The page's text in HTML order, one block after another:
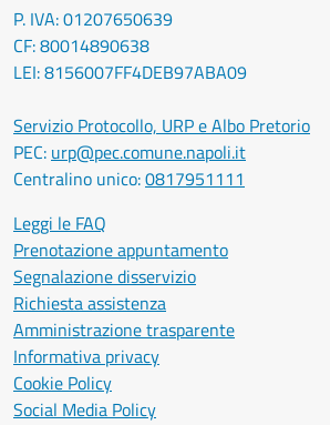
P. IVA: 01207650639
CF: 80014890638
LEI: 8156007FF4DEB97ABA09
Servizio Protocollo, URP e Albo Pretorio
PEC: urp@pec.comune.napoli.it
Centralino unico:0817951111
Leggi le FAQ
Prenotazione appuntamento
Segnalazione disservizio
Richiesta assistenza
Amministrazione trasparente
Informativa privacy
Cookie Policy
Social Media Policy